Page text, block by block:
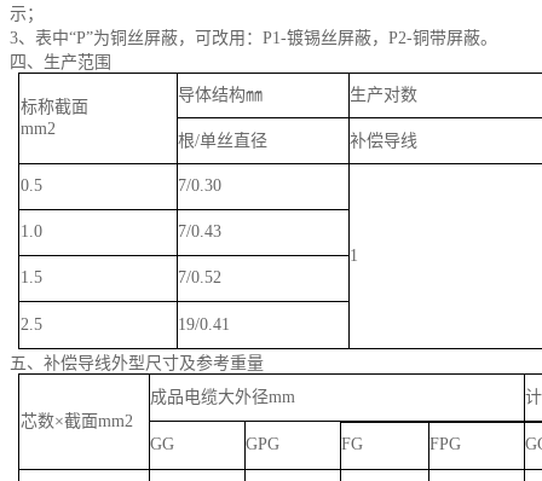
示；
3、表中“P”为铜丝屏蔽，可改用：P1-镀锡丝屏蔽，P2-铜带屏蔽。
四、生产范围
标称截面
mm2
导体结构㎜ 生产对数
根/单丝直径 补偿导线
0.5 7/0.30
1
1.0 7/0.43
1.5 7/0.52
2.5 19/0.41
五、补偿导线外型尺寸及参考重量
芯数×截面mm2
成品电缆大外径mm
GG GPG FG FPG